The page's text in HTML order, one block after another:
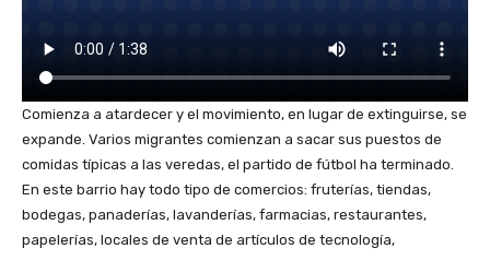
Comienza a atardecer y el movimiento, en lugar de extinguirse, se
expande. Varios migrantes comienzan a sacar sus puestos de
comidas típicas a las veredas, el partido de fútbol ha terminado.
En este barrio hay todo tipo de comercios: fruterías, tiendas,
bodegas, panaderías, lavanderías, farmacias, restaurantes,
papelerías, locales de venta de artículos de tecnología,